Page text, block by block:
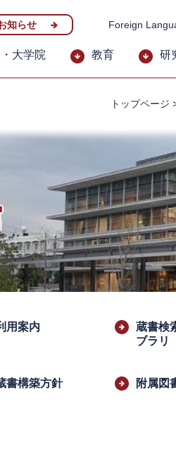
知らせ Foreign
大学院 教育 研
トップページ
用案内
蔵書検
ブラリ
書構築方針 附属図